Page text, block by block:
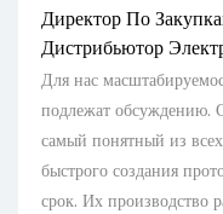
Директор По
Дистрибьютор
Для нас
подлежат
самый понятный из
быстрого создания
срок. Их производство